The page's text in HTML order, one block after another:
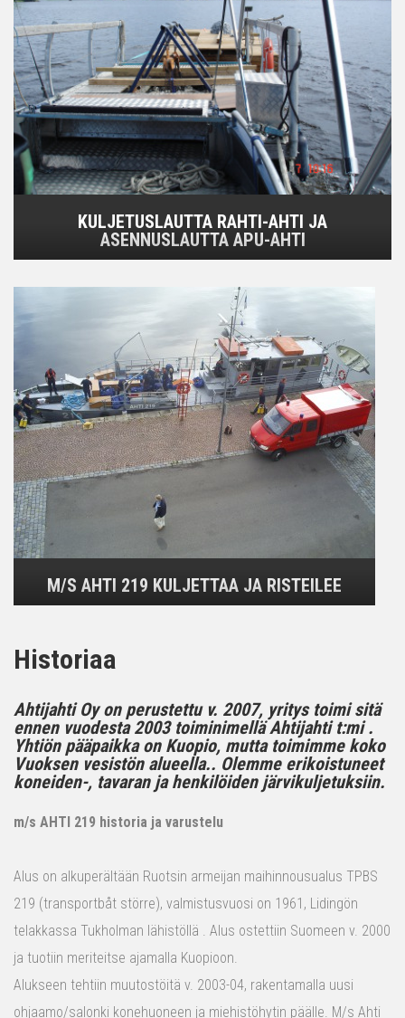
KULJETUSLAUTTA RAHTI-AHTI JA
ASENNUSLAUTTA APU-AHTI
M/S AHTI 219 KULJETTAA JA RISTEILEE
Historiaa
Ahtijahti Oy on perustettu v. 2007, yritys toimi sitä
ennen vuodesta 2003 toiminimellä Ahtijahti t:mi .
Yhtiön pääpaikka on Kuopio, mutta toimimme koko
Vuoksen vesistön alueella.. Olemme erikoistuneet
koneiden-, tavaran ja henkilöiden järvikuljetuksiin.
m/s AHTI 219 historia ja varustelu
Alus on alkuperältään Ruotsin armeijan maihinnousualus TPBS
219 (transportbåt större), valmistusvuosi on 1961, Lidingön
telakkassa Tukholman lähistöllä . Alus ostettiin Suomeen v. 2000
ja tuotiin meriteitse ajamalla Kuopioon.
Alukseen tehtiin muutostöitä v. 2003-04, rakentamalla uusi
ohjaamo/salonki konehuoneen ja miehistöhytin päälle. M/s Ahti